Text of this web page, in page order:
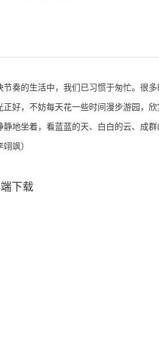
节奏的生活中，我们已习惯于匆忙。很
正好，不妨每天花一些时间漫步游园，
静地坐着，看蓝蓝的天、白白的云、成
翊飒）
下载